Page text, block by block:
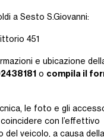
a Sesto S.Giovanni:
451
e ubicazione
o compila il
le foto e gli
con l’effettivo
del veicolo, a causa